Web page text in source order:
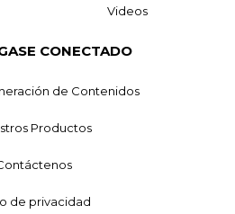
Videos
CONECTADO
de Contenidos
Productos
de privacidad